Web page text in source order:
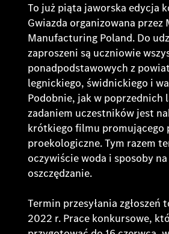
To już piąta jaworska edycja
Gwiazda organizowana przez
Manufacturing Poland. Do
zaproszeni są uczniowie
ponadpodstawowych z
legnickiego, świdnickiego i
Podobnie, jak w poprzednich
zadaniem uczestników jest
krótkiego filmu promującego
proekologiczne. Tym razem
oczywiście woda i sposoby
oszczędzanie.
Termin przesyłania zgłoszeń
2022 r. Prace konkursowe,